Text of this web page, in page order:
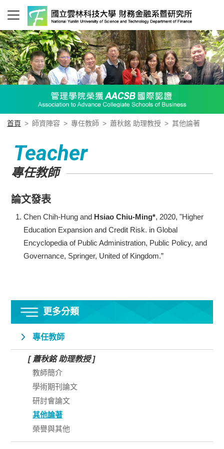
首頁 > 師資陣容 > 專任教師 > 蕭秋銘 助理教授 > 其他論著
Teacher
專任教師
論文發表
Chen Chih-Hung and Hsiao Chiu-Ming*, 2020, "Higher
Education Expansion and Credit Risk. in Global
Encyclopedia of Public Administration, Public Policy, and
Governance, Springer, United of Kingdom.”
更多分類
專任教師
[ 蕭秋銘 助理教授 ]
教師簡介
學術期刊論文
研討會論文
其他論著
榮譽與其他